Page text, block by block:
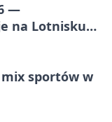
—
na Lotnisku
sportów w